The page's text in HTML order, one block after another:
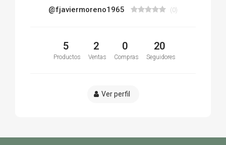
@fjaviermoreno1965 (0)
5
Productos
2
Ventas
0
Compras
20
Seguidores
Ver perfil